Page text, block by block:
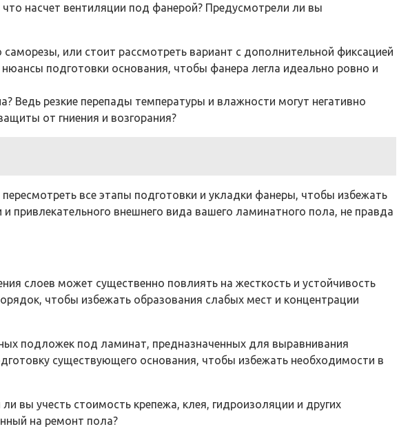
насчет вентиляции под фанерой? Предусмотрели ли вы
или стоит рассмотреть вариант с дополнительной фиксацией
подготовки основания, чтобы фанера легла идеально ровно и
резкие перепады температуры и влажности могут негативно
от гниения и возгорания?
все этапы подготовки и укладки фанеры, чтобы избежать
привлекательного внешнего вида вашего ламинатного пола, не правда
слоев может существенно повлиять на жесткость и устойчивость
чтобы избежать образования слабых мест и концентрации
подложек под ламинат, предназначенных для выравнивания
существующего основания, чтобы избежать необходимости в
вы учесть стоимость крепежа, клея, гидроизоляции и других
на ремонт пола?